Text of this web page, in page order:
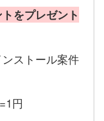
をプレゼント
ストール案件
円